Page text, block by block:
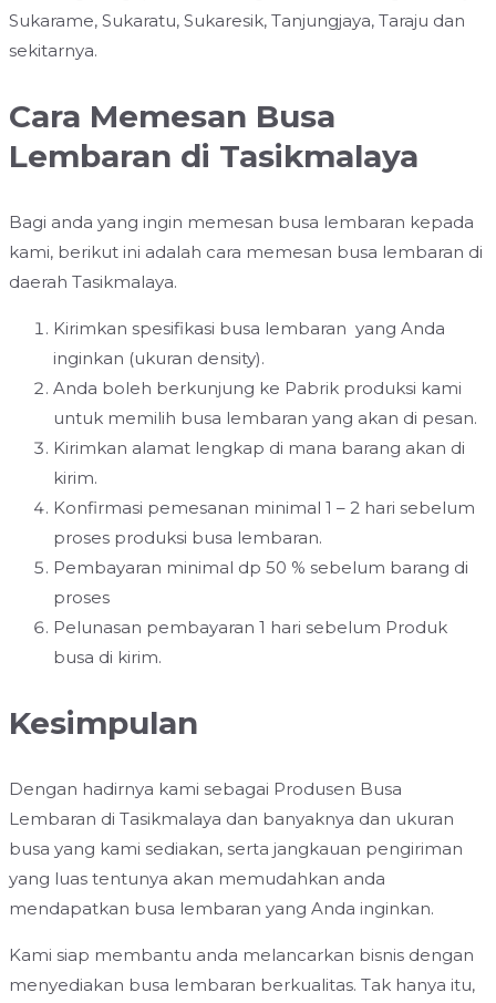
Sukarame, Sukaratu, Sukaresik, Tanjungjaya, Taraju dan
sekitarnya.
Cara Memesan Busa
Lembaran di Tasikmalaya
Bagi anda yang ingin memesan busa lembaran kepada
kami, berikut ini adalah cara memesan busa lembaran di
daerah Tasikmalaya.
Kirimkan spesifikasi busa lembaran yang Anda
inginkan (ukuran density).
Anda boleh berkunjung ke Pabrik produksi kami
untuk memilih busa lembaran yang akan di pesan.
Kirimkan alamat lengkap di mana barang akan di
kirim.
Konfirmasi pemesanan minimal 1 – 2 hari sebelum
proses produksi busa lembaran.
Pembayaran minimal dp 50 % sebelum barang di
proses
Pelunasan pembayaran 1 hari sebelum Produk
busa di kirim.
Kesimpulan
Dengan hadirnya kami sebagai Produsen Busa
Lembaran di Tasikmalaya dan banyaknya dan ukuran
busa yang kami sediakan, serta jangkauan pengiriman
yang luas tentunya akan memudahkan anda
mendapatkan busa lembaran yang Anda inginkan.
Kami siap membantu anda melancarkan bisnis dengan
menyediakan busa lembaran berkualitas. Tak hanya itu,